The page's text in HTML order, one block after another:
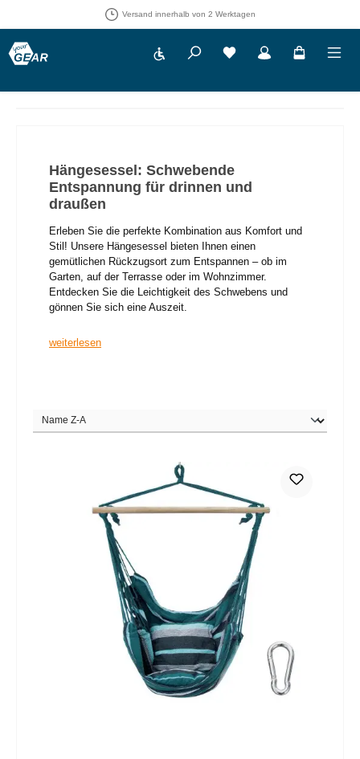
30 Tage Rückgaberecht
Werkzeugleiste anzeigenDu hast 0 Produkte auf
Hängesessel: Schwebende
Entspannung für drinnen und
draußen
Erleben Sie die perfekte Kombination aus Komfort und
Stil! Unsere Hängesessel bieten Ihnen einen
gemütlichen Rückzugsort zum Entspannen – ob im
Garten, auf der Terrasse oder im Wohnzimmer.
Entdecken Sie die Leichtigkeit des Schwebens und
gönnen Sie sich eine Auszeit.
weiterlesen